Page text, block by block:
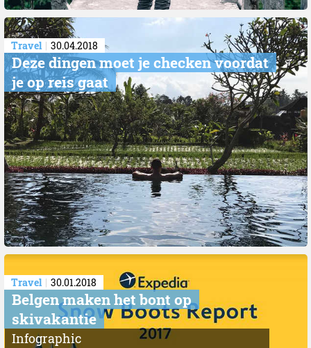
Travel 30.04.2018
Deze dingen moet je checken voordat
je op reis gaat
Travel 30.01.2018
Belgen maken het bont op
skivakantie
Infographic